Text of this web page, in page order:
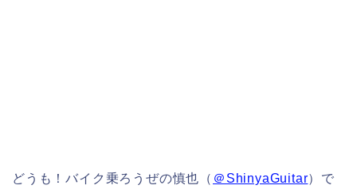
どうも！バイク乗ろうぜの慎也（ ＠ShinyaGuitar）で